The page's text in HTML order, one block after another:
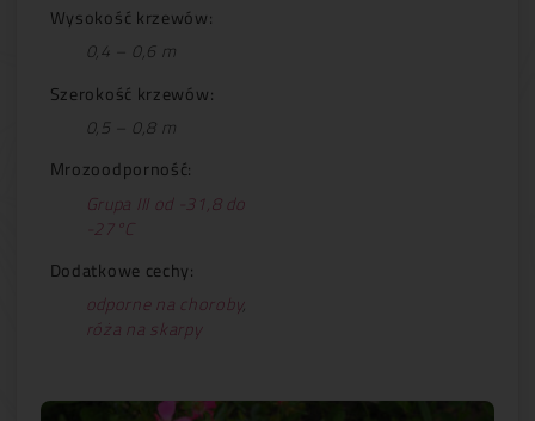
Wysokość krzewów:
0,4 – 0,6 m
Szerokość krzewów:
0,5 – 0,8 m
Mrozoodporność:
Grupa III od -31,8 do
-27°C
Dodatkowe cechy:
odporne na choroby,
róża na skarpy